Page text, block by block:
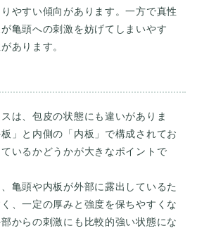
やすい傾向があります。一方で真性
亀頭への刺激を妨げてしまいやす
は、包皮の状態にも違いがありま
」と内側の「内板」で構成されてお
いるかどうかが大きなポイントで
亀頭や内板が外部に露出しているた
、一定の厚みと強度を保ちやすくな
からの刺激にも比較的強い状態にな